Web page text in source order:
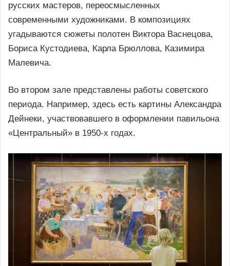
русских мастеров, переосмысленных
современными художниками. В композициях
угадываются сюжеты полотен Виктора Васнецова,
Бориса Кустодиева, Карла Брюллова, Казимира
Малевича.
Во втором зале представлены работы советского
периода. Например, здесь есть картины Александра
Дейнеки, участвовавшего в оформлении павильона
«Центральный» в 1950-х годах.